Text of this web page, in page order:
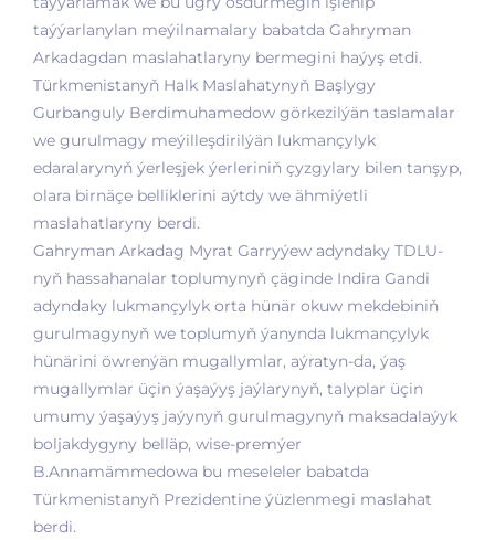
taýýarlanylan meýilnamalary babatda Gahryman
Arkadagdan maslahatlaryny bermegini haýyş etdi.
Türkmenistanyň Halk Maslahatynyň Başlygy
Gurbanguly Berdimuhamedow görkezilýän taslamalar
we gurulmagy meýilleşdirilýän lukmançylyk
edaralarynyň ýerleşjek ýerleriniň çyzgylary bilen tanşyp,
olara birnäçe belliklerini aýtdy we ähmiýetli
maslahatlaryny berdi.
Gahryman Arkadag Myrat Garryýew adyndaky TDLU-
nyň hassahanalar toplumynyň çäginde Indira Gandi
adyndaky lukmançylyk orta hünär okuw mekdebiniň
gurulmagynyň we toplumyň ýanynda lukmançylyk
hünärini öwrenýän mugallymlar, aýratyn-da, ýaş
mugallymlar üçin ýaşaýyş jaýlarynyň, talyplar üçin
umumy ýaşaýyş jaýynyň gurulmagynyň maksadalaýyk
boljakdygyny belläp, wise-premýer
B.Annamämmedowa bu meseleler babatda
Türkmenistanyň Prezidentine ýüzlenmegi maslahat
berdi.